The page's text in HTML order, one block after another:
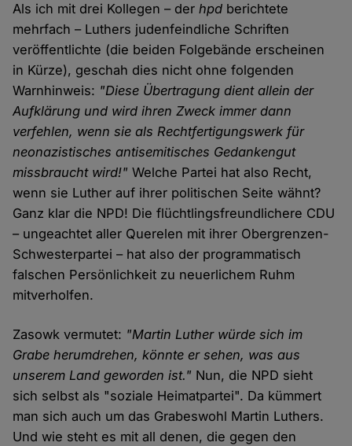
Als ich mit drei Kollegen – derhpd berichtete
mehrfach – Luthers judenfeindliche Schriften
veröffentlichte (die beiden Folgebände erscheinen
in Kürze), geschah dies nicht ohne folgenden
Warnhinweis: "Diese Übertragung dient allein der
Aufklärung und wird ihren Zweck immer dann
verfehlen, wenn sie als Rechtfertigungswerk für
neonazistisches antisemitisches Gedankengut
missbraucht wird!" Welche Partei hat also Recht,
wenn sie Luther auf ihrer politischen Seite wähnt?
Ganz klar die NPD! Die flüchtlingsfreundlichere CDU
– ungeachtet aller Querelen mit ihrer Obergrenzen-
Schwesterpartei – hat also der programmatisch
falschen Persönlichkeit zu neuerlichem Ruhm
mitverholfen.
Zasowk vermutet: "Martin Luther würde sich im
Grabe herumdrehen, könnte er sehen, was aus
unserem Land geworden ist." Nun, die NPD sieht
sich selbst als "soziale Heimatpartei". Da kümmert
man sich auch um das Grabeswohl Martin Luthers.
Und wie steht es mit all denen, die gegen den